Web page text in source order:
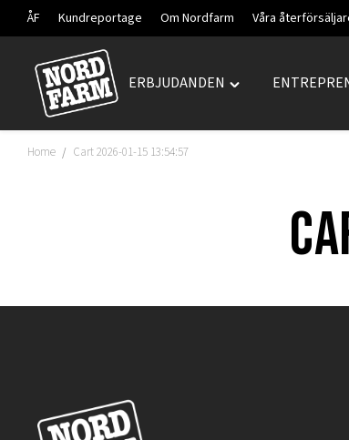
ÅF Kundreportage Om Nordfarm Våra
Hoppa
innehåll
ERBJUDANDEN
Toggle
Home / Cart 2026-01-15 13:54:57